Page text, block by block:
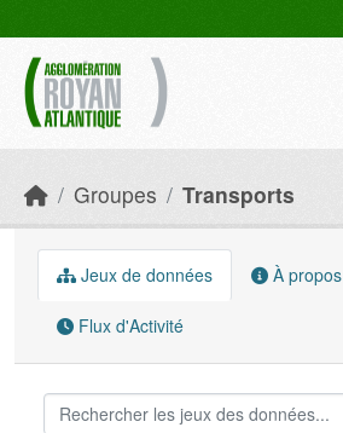
Groupes Transports
Jeux de données À propos
Flux d'Activité